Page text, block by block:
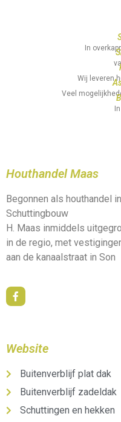
In
Wij leveren
Veel
Houthandel Maas
Begonnen als houthandel
Schuttingbouw
H. Maas inmiddels
in de regio, met
aan de kanaalstraat in Son
Website
Buitenverblijf plat dak
Buitenverblijf zadeldak
Schuttingen en hekken